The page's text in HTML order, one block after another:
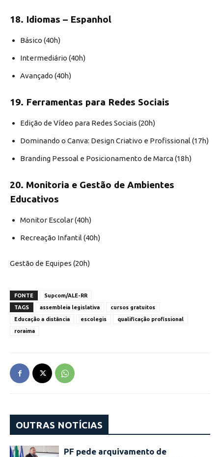
18. Idiomas – Espanhol
Básico (40h)
Intermediário (40h)
Avançado (40h)
19. Ferramentas para Redes Sociais
Edição de Vídeo para Redes Sociais (20h)
Dominando o Canva: Design Criativo e Profissional (17h)
Branding Pessoal e Posicionamento de Marca (18h)
20. Monitoria e Gestão de Ambientes
Educativos
Monitor Escolar (40h)
Recreação Infantil (40h)
Gestão de Equipes (20h)
FONTE
Supcom/ALE-RR
TAGS
assembleia legislativa
cursos gratuitos
Educação a distância
escolegis
qualificação profissional
roraima
OUTRAS NOTÍCIAS
PF pede arquivamento de